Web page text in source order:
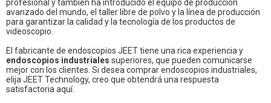
profesional y también ha introducido el equipo de producción
avanzado del mundo, el taller libre de polvo y la línea de producción
para garantizar la calidad y la tecnología de los productos de
videoscopio.
El fabricante de endoscopios JEET tiene una rica experiencia y
endoscopios industriales superiores, que pueden comunicarse
mejor con los clientes. Si desea comprar endoscopios industriales,
elija JEET Technology, creo que obtendrá una respuesta
satisfactoria aquí.